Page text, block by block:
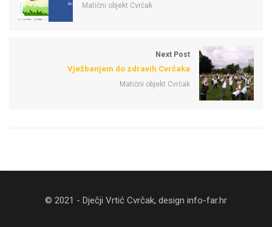
Matični objekt Cvrčak
Next Post
Vježbanjem do zdravih Cvrčaka
Matični objekt Cvrčak
© 2021 - Dječji Vrtić Cvrčak, design info-far.hr